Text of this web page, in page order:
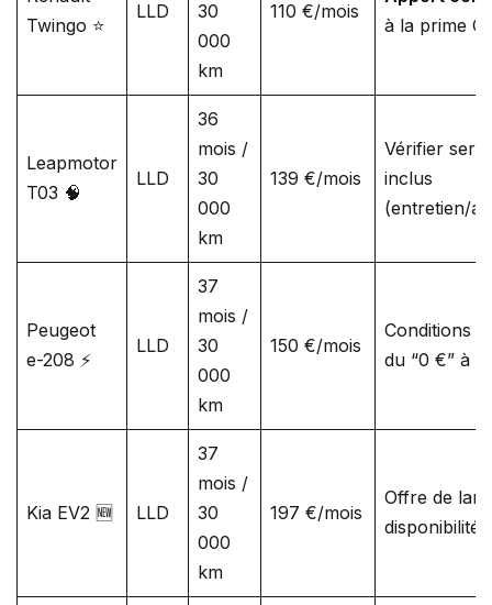
Twingo ⭐
LLD
30
000
km
110 €/mois
à la prime
Leapmotor
T03 🧠
LLD
36
mois /
30
000
km
139 €/mois
Vérifier
inclus
(entretien/
Peugeot
e-208 ⚡
LLD
37
mois /
30
000
km
150 €/mois
Conditions
du “0 €” à
Kia EV2 🆕 LLD
37
mois /
30
000
km
197 €/mois
Offre de
disponibilité